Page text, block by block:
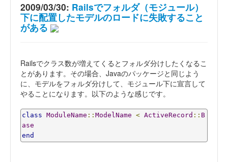
2009/03/30: Railsでフォルダ（モジュール）
下に配置したモデルのロードに失敗すること
がある
Railsでクラス数が増えてくるとフォルダ分けしたくなるこ
とがあります。その場合、Javaのパッケージと同じよう
に、モデルをフォルダ分けして、モジュール下に宣言して
やることになります。以下のような感じです。
class ModuleName :: ModelName < ActiveRecord :: B
ase
end